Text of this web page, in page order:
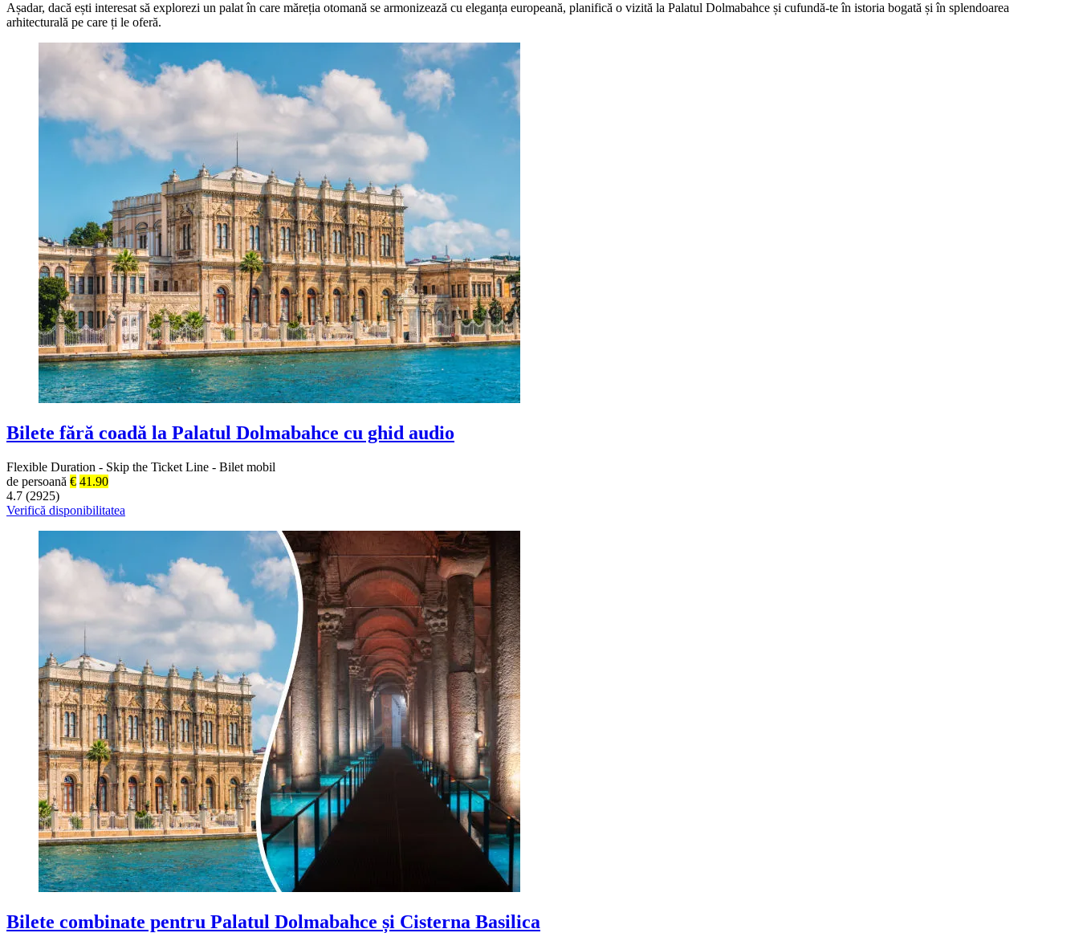
Așadar, dacă ești interesat să explorezi un palat în care măreția otomană se armonizează cu eleganța europeană, planifică o vizită la Palatul Dolmabahce și cufundă-te în istoria bogată și în splendoarea
arhitecturală pe care ți le oferă.
Bilete fără coadă la Palatul Dolmabahce cu ghid audio
Flexible Duration - Skip the Ticket Line - Bilet mobil
de persoană € 41.90
4.7 (2925)
Verifică disponibilitatea
Bilete combinate pentru Palatul Dolmabahce și Cisterna Basilica